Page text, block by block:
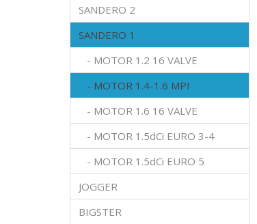
SANDERO 2
SANDERO 1
- MOTOR 1.2 16 VALVE
- MOTOR 1.4-1.6 MPI
- MOTOR 1.6 16 VALVE
- MOTOR 1.5dCi EURO 3-4
- MOTOR 1.5dCi EURO 5
JOGGER
BIGSTER